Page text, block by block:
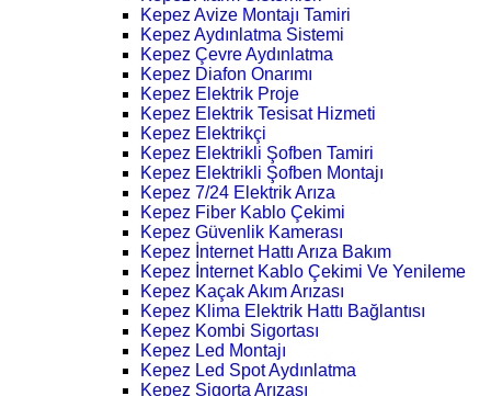
Kepez Avize Montajı Tamiri
Kepez Aydınlatma Sistemi
Kepez Çevre Aydınlatma
Kepez Diafon Onarımı
Kepez Elektrik Proje
Kepez Elektrik Tesisat Hizmeti
Kepez Elektrikçi
Kepez Elektrikli Şofben Tamiri
Kepez Elektrikli Şofben Montajı
Kepez 7/24 Elektrik Arıza
Kepez Fiber Kablo Çekimi
Kepez Güvenlik Kamerası
Kepez İnternet Hattı Arıza Bakım
Kepez İnternet Kablo Çekimi Ve Yenileme
Kepez Kaçak Akım Arızası
Kepez Klima Elektrik Hattı Bağlantısı
Kepez Kombi Sigortası
Kepez Led Montajı
Kepez Led Spot Aydınlatma
Kepez Sigorta Arızası